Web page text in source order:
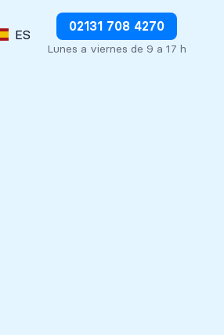
ES
02131 708 4270
Lunes a viernes de 9 a 17 h
los débitos inmediatamente